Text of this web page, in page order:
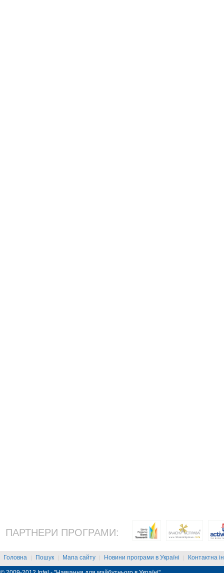
ПАРТНЕРИ ПРОГРАМИ:
Головна | Пошук | Мапа сайту | Новини програми в Україні | Контактна